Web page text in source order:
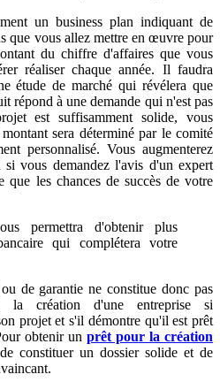
un business plan indiquant de
que vous allez mettre en œuvre pour
du chiffre d'affaires que vous
réaliser chaque année. Il faudra
étude de marché qui révélera que
répond à une demande qui n'est pas
est suffisamment solide, vous
sera déterminé par le comité
personnalisé. Vous augmenterez
vous demandez l'avis d'un expert
que les chances de succès de votre
permettra d'obtenir plus
qui complétera votre
de garantie ne constitue donc pas
la création d'une entreprise si
projet et s'il démontre qu'il est prêt
obtenir un prêt pour la création
constituer un dossier solide et de